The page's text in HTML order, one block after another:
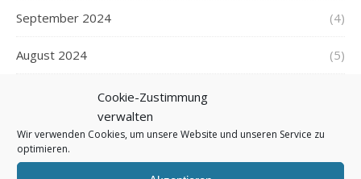
Cookie-Zustimmung
verwalten
Wir verwenden Cookies, um unsere Website und unseren Service zu
optimieren.
September 2024 (4)
August 2024 (5)
Juni 2024
Mai 2024 (6)